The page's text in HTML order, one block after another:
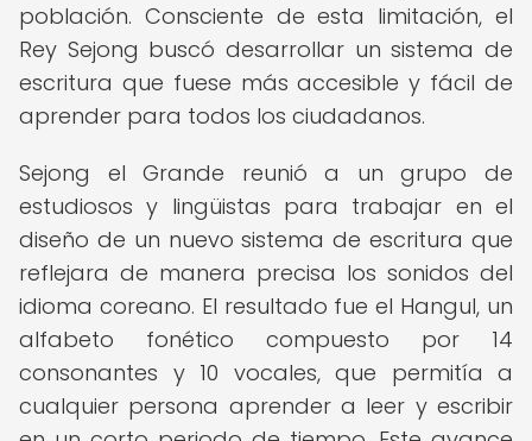
población. Consciente de esta limitación, el
Rey Sejong buscó desarrollar un sistema de
escritura que fuese más accesible y fácil de
aprender para todos los ciudadanos.
Sejong el Grande reunió a un grupo de
estudiosos y lingüistas para trabajar en el
diseño de un nuevo sistema de escritura que
reflejara de manera precisa los sonidos del
idioma coreano. El resultado fue el Hangul, un
alfabeto fonético compuesto por 14
consonantes y 10 vocales, que permitía a
cualquier persona aprender a leer y escribir